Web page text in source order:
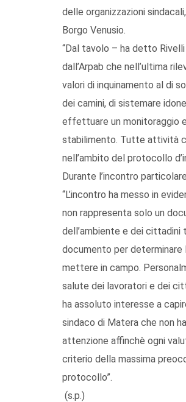
delle organizzazioni
Borgo Venusio.
“Dal tavolo – ha detto
dall’Arpab che nell’ultima
valori di inquinamento al di
dei camini, di sistemare
effettuare un monitoraggio
stabilimento. Tutte attività
nell’ambito del protocollo
Durante l’incontro
“L’incontro ha messo in
non rappresenta solo un
dell’ambiente e dei cittadini
documento per determinare
mettere in campo.
salute dei lavoratori e dei
ha assoluto interesse a
sindaco di Matera che non
attenzione affinchè ogni
criterio della massima
protocollo”.
(s.p.)